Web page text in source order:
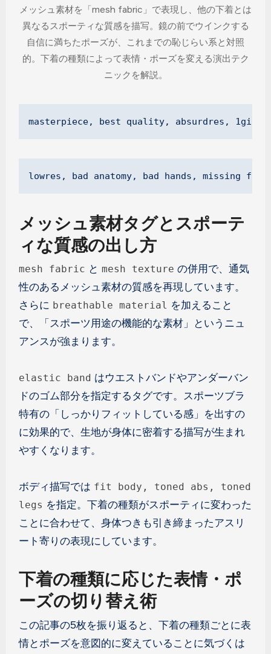
メッシュ素材を「mesh fabric」で表現し、他の下着とは
異なるスポーティな質感を描写。鏡の前でウインクする
自信に満ちたポーズが、これまでの恥じらい系と対照
的。下着の種類によって表情・ポーズを変える演出テク
ニックを解説。
masterpiece, best quality, absurdres,
lowres, bad anatomy, bad hands, missing
メッシュ素材タグとスポーテ
ィな質感の出し方
mesh fabric と mesh texture の併用で、通気
性のあるメッシュ素材の質感を再現しています。
さらに breathable material を加えること
で、「スポーツ用途の機能的な素材」というニュ
アンスが強まります。
elastic band はウエストバンドやアンダーバン
ドのゴム部分を指定するタグです。スポーツブラ
特有の「しっかりフィットしている感」を出すの
に効果的で、生地が身体に密着する描写が生まれ
やすくなります。
ボディ描写では fit body, toned abs, toned
legs を指定。下着の種類がスポーティに変わった
ことに合わせて、身体つきも引き締まったアスリ
ート寄りの表現にしています。
下着の種類に応じた表情・ポ
ーズの切り替え術
この記事の5枚を振り返ると、下着の種類ごとに表
情とポーズを意図的に変えていることに気づくは